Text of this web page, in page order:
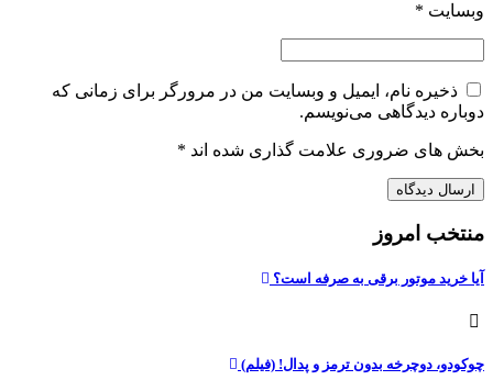
وبسایت *
ذخیره نام، ایمیل و وبسایت من در مرورگر برای زمانی که
دوباره دیدگاهی می‌نویسم.
بخش های ضروری علامت گذاری شده اند *
منتخب امروز
آیا خرید موتور برقی به صرفه است؟
چوکودو، دوچرخه بدون ترمز و پدال! (فیلم)